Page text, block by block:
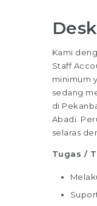
Kami
Staff
minimum
sedang
di
Abadi.
selaras
Tugas /